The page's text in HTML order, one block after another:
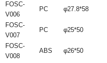
FOSC-
V006
PC φ27.8*58
FOSC-
V007
PC φ25*50
FOSC-
V008
ABS φ26*50